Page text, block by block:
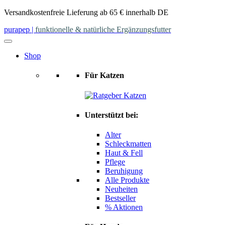
Skip
content
Versandkostenfreie Lieferung ab 65 € innerhalb DE
purapep | funktionelle & natürliche Ergänzungsfutter
Shop
Für Katzen
Unterstützt bei:
Alter
Schleckmatten
Haut & Fell
Pflege
Beruhigung
Alle Produkte
Neuheiten
Bestseller
% Aktionen